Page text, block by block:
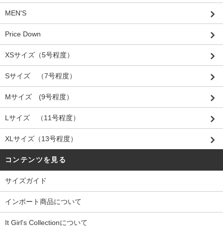
MEN'S
Price Down
XSサイズ（5号程度）
Sサイズ （7号程度）
Mサイズ (9号程度）
Lサイズ （11号程度）
XLサイズ（13号程度）
コンテンツを見る
サイズガイド
インポート商品について
It Girl's Collectionについて